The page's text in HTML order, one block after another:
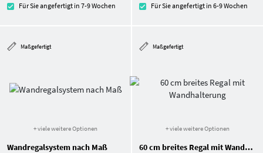
Für Sie angefertigt in 7-9 Wochen Für Sie angefertigt in 6-9 Wochen
Maßgefertigt
+ viele weitere Optionen
Wandregalsystem nach Maß
Maßgefertigt
+ viele weitere Optionen
60 cm breites Regal mit Wandhalterung